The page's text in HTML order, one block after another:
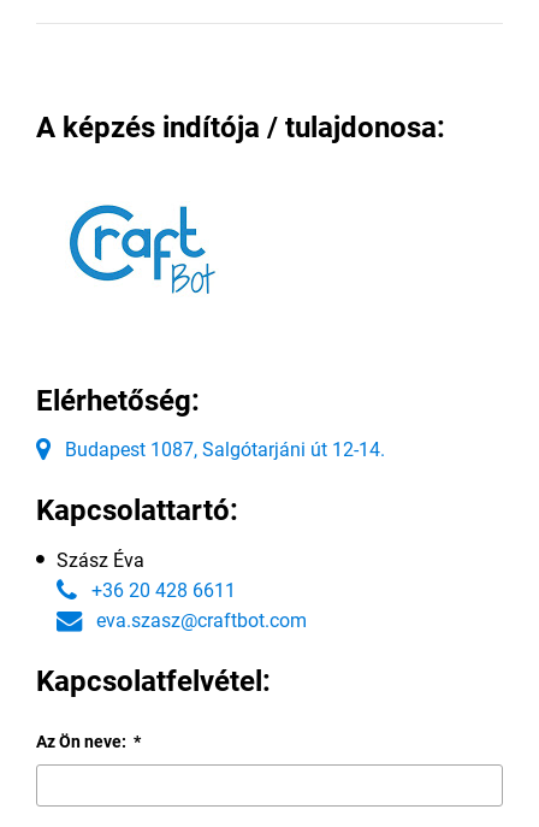
A képzés indítója / tulajdonosa:
Elérhetőség:
Budapest 1087, Salgótarjáni út 12-14.
Kapcsolattartó:
Szász Éva
+36 20 428 6611
eva.szasz@craftbot.com
Kapcsolatfelvétel:
Az Ön neve: *